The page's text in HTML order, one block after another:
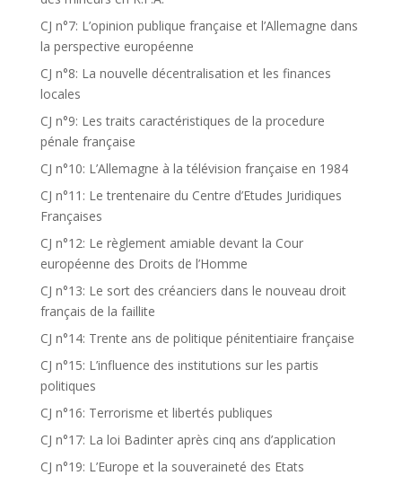
CJ n°7: L’opinion publique française et l’Allemagne dans
la perspective européenne
CJ n°8: La nouvelle décentralisation et les finances
locales
CJ n°9: Les traits caractéristiques de la procedure
pénale française
CJ n°10: L’Allemagne à la télévision française en 1984
CJ n°11: Le trentenaire du Centre d’Etudes Juridiques
Françaises
CJ n°12: Le règlement amiable devant la Cour
européenne des Droits de l’Homme
CJ n°13: Le sort des créanciers dans le nouveau droit
français de la faillite
CJ n°14: Trente ans de politique pénitentiaire française
CJ n°15: L’influence des institutions sur les partis
politiques
CJ n°16: Terrorisme et libertés publiques
CJ n°17: La loi Badinter après cinq ans d’application
CJ n°19: L’Europe et la souveraineté des Etats